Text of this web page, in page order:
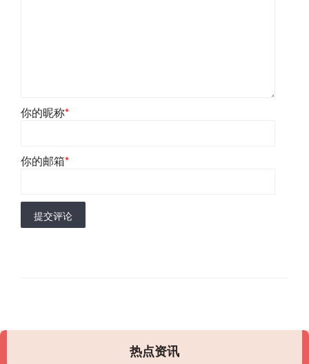
你的昵称*
你的邮箱*
提交评论
热点资讯